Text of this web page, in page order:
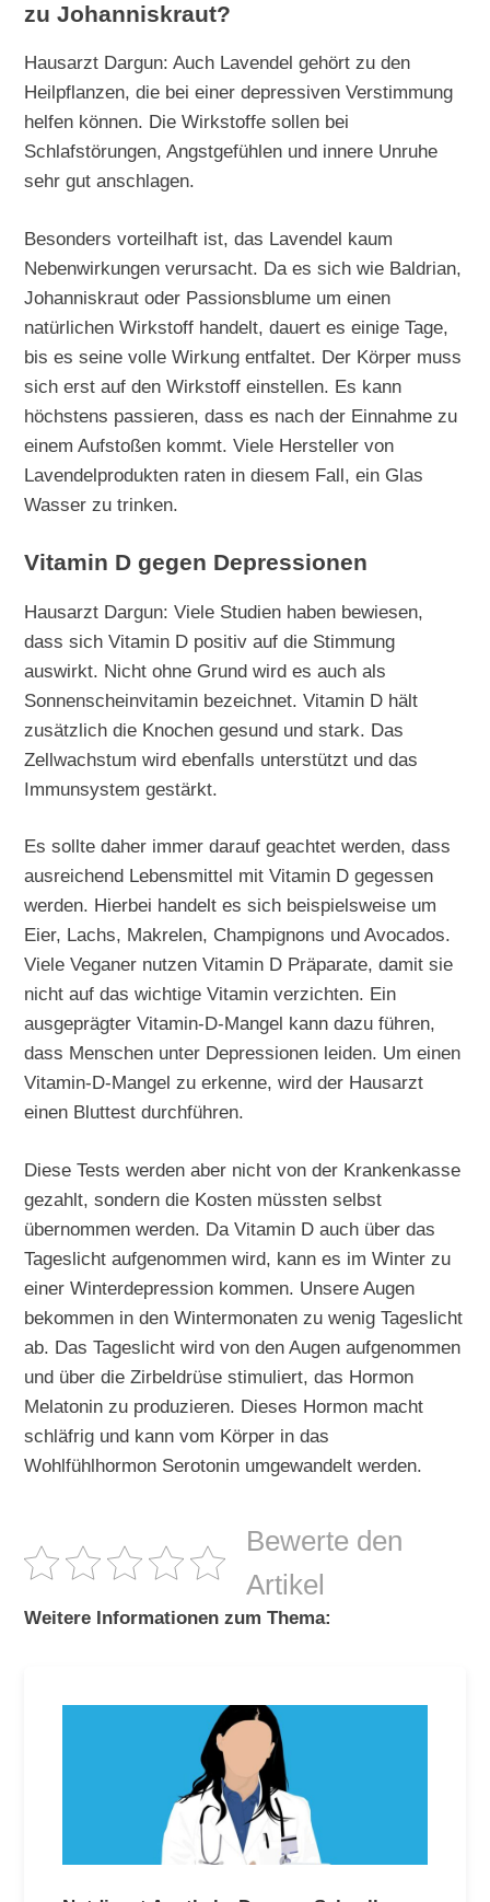
zu Johanniskraut?
Hausarzt Dargun: Auch Lavendel gehört zu den
Heilpflanzen, die bei einer depressiven Verstimmung
helfen können. Die Wirkstoffe sollen bei
Schlafstörungen, Angstgefühlen und innere Unruhe
sehr gut anschlagen.
Besonders vorteilhaft ist, das Lavendel kaum
Nebenwirkungen verursacht. Da es sich wie Baldrian,
Johanniskraut oder Passionsblume um einen
natürlichen Wirkstoff handelt, dauert es einige Tage,
bis es seine volle Wirkung entfaltet. Der Körper muss
sich erst auf den Wirkstoff einstellen. Es kann
höchstens passieren, dass es nach der Einnahme zu
einem Aufstoßen kommt. Viele Hersteller von
Lavendelprodukten raten in diesem Fall, ein Glas
Wasser zu trinken.
Vitamin D gegen Depressionen
Hausarzt Dargun: Viele Studien haben bewiesen,
dass sich Vitamin D positiv auf die Stimmung
auswirkt. Nicht ohne Grund wird es auch als
Sonnenscheinvitamin bezeichnet. Vitamin D hält
zusätzlich die Knochen gesund und stark. Das
Zellwachstum wird ebenfalls unterstützt und das
Immunsystem gestärkt.
Es sollte daher immer darauf geachtet werden, dass
ausreichend Lebensmittel mit Vitamin D gegessen
werden. Hierbei handelt es sich beispielsweise um
Eier, Lachs, Makrelen, Champignons und Avocados.
Viele Veganer nutzen Vitamin D Präparate, damit sie
nicht auf das wichtige Vitamin verzichten. Ein
ausgeprägter Vitamin-D-Mangel kann dazu führen,
dass Menschen unter Depressionen leiden. Um einen
Vitamin-D-Mangel zu erkenne, wird der Hausarzt
einen Bluttest durchführen.
Diese Tests werden aber nicht von der Krankenkasse
gezahlt, sondern die Kosten müssten selbst
übernommen werden. Da Vitamin D auch über das
Tageslicht aufgenommen wird, kann es im Winter zu
einer Winterdepression kommen. Unsere Augen
bekommen in den Wintermonaten zu wenig Tageslicht
ab. Das Tageslicht wird von den Augen aufgenommen
und über die Zirbeldrüse stimuliert, das Hormon
Melatonin zu produzieren. Dieses Hormon macht
schläfrig und kann vom Körper in das
Wohlfühlhormon Serotonin umgewandelt werden.
Bewerte den
Artikel
Weitere Informationen zum Thema: